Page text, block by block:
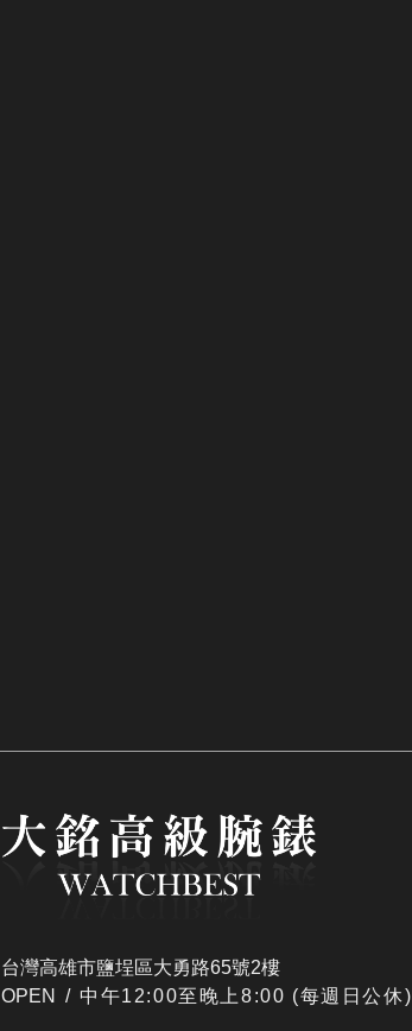
台灣高雄市鹽埕區大勇路65號2樓
OPEN / ​中午12:00至晚上8:00 (每週日公休)